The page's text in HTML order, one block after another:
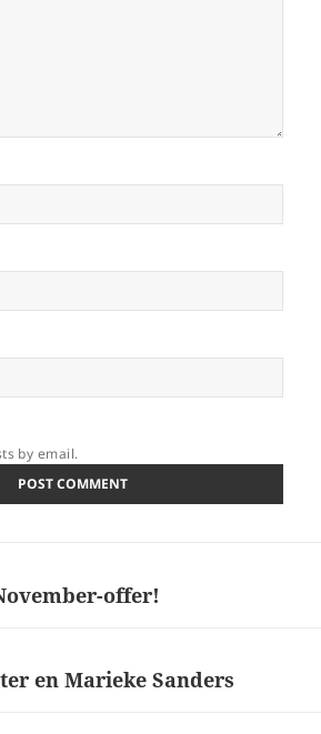
by email.
offer!
en Marieke Sanders